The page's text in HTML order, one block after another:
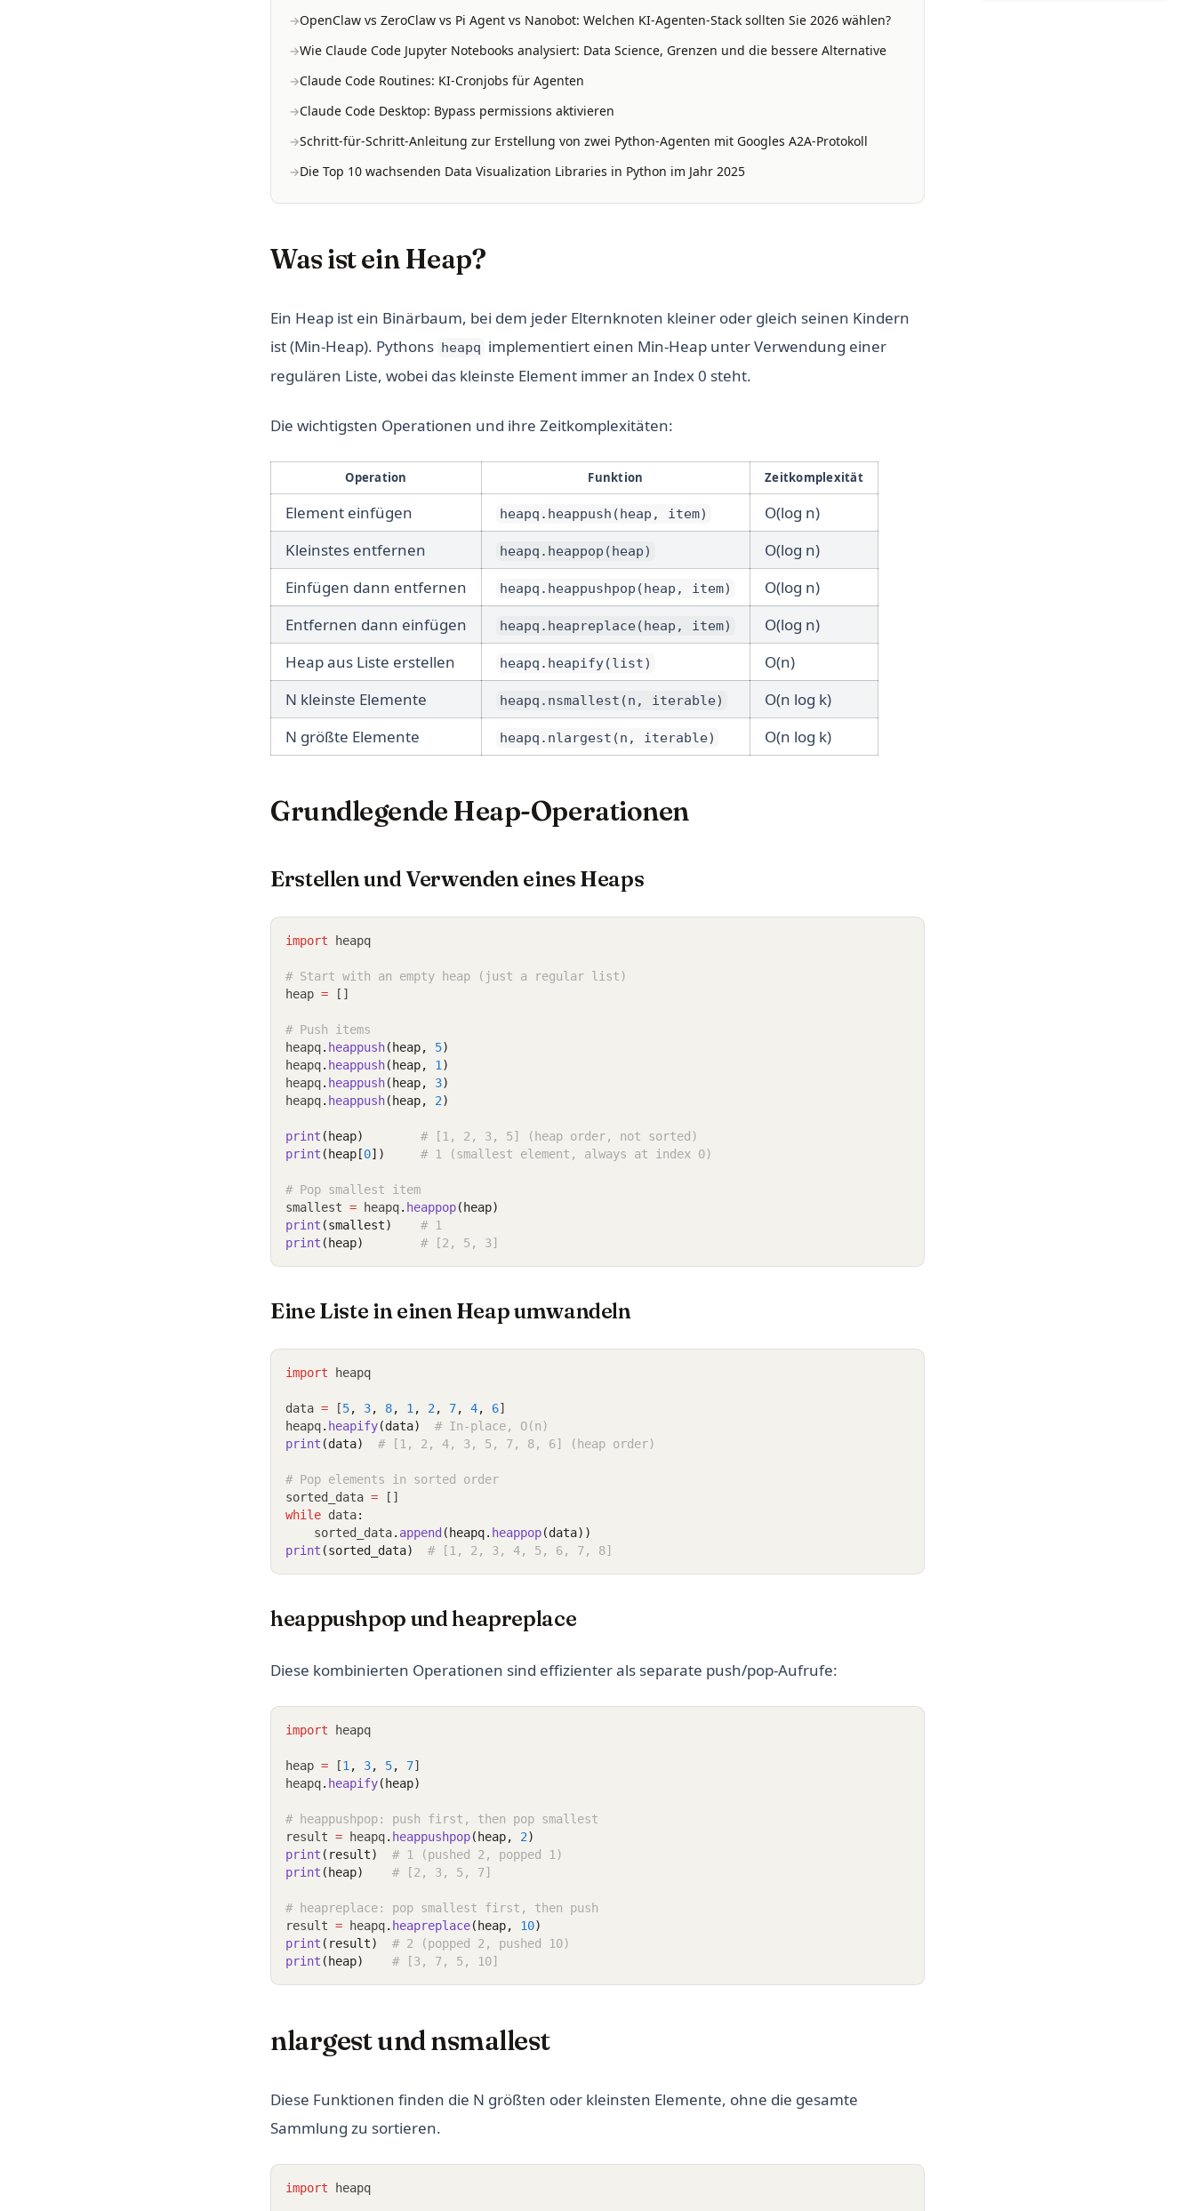
OpenClaw vs ZeroClaw vs Pi Agent vs Nanobot: Welchen KI-Agenten-Stack sollten Sie 2026 wählen?
Wie Claude Code Jupyter Notebooks analysiert: Data Science, Grenzen und die bessere Alternative
Claude Code Routines: KI-Cronjobs für Agenten
Claude Code Desktop: Bypass permissions aktivieren
Schritt-für-Schritt-Anleitung zur Erstellung von zwei Python-Agenten mit Googles A2A-Protokoll
Die Top 10 wachsenden Data Visualization Libraries in Python im Jahr 2025
Was ist ein Heap?
Ein Heap ist ein Binärbaum, bei dem jeder Elternknoten kleiner oder gleich seinen Kindern
ist (Min-Heap). Pythons heapq implementiert einen Min-Heap unter Verwendung einer
regulären Liste, wobei das kleinste Element immer an Index 0 steht.
Die wichtigsten Operationen und ihre Zeitkomplexitäten:
Operation Funktion Zeitkomplexität
Element einfügen heapq.heappush(heap, item)
O(log n)
Kleinstes entfernen
heapq.heappop(heap)
O(log n)
Einfügen dann entfernen
heapq.heappushpop(heap, item)
O(log n)
Entfernen dann einfügen
heapq.heapreplace(heap, item)
O(log n)
Heap aus Liste erstellen
heapq.heapify(list)
O(n)
N kleinste Elemente
heapq.nsmallest(n, iterable)
O(n log k)
N größte Elemente
heapq.nlargest(n, iterable) O(n log k)
Grundlegende Heap-Operationen
Erstellen und Verwenden eines Heaps
import heapq
# Start with an empty heap (just a regular list)
heap = []
# Push items
heapq. heappush(heap, 5)
heapq. heappush(heap, 1 )
heapq. heappush(heap, 3)
heapq. heappush(heap, 2)
print (heap)
# [1, 2, 3, 5] (heap order, not sorted)
print (heap[0]) # 1 (smallest element, always at index 0)
# Pop smallest item
smallest = heapq. heappop(heap)
print (smallest)
# 1
print (heap) # [2, 5, 3]
Eine Liste in einen Heap umwandeln
import heapq
data = [5, 3, 8, 1 , 2 , 7, 4, 6]
heapq. heapify(data)
# In-place, O(n)
print (data) # [1, 2, 4, 3, 5, 7, 8, 6] (heap order)
# Pop elements in sorted order
sorted_data = []
while data:
    sorted_data
. append (heapq. heappop(data))
print (sorted_data) # [1, 2, 3, 4, 5, 6, 7, 8]
heappushpop und heapreplace
Diese kombinierten Operationen sind effizienter als separate push/pop-Aufrufe:
import heapq
heap = [1 , 3, 5, 7]
heapq. heapify(heap)
# heappushpop: push first, then pop smallest
result = heapq. heappushpop(heap, 2)
print (result)
# 1 (pushed 2, popped 1)
print (heap) # [2, 3, 5, 7]
# heapreplace: pop smallest first, then push
result = heapq. heapreplace(heap, 10)
print (result)
# 2 (popped 2, pushed 10)
print (heap) # [3, 7, 5, 10]
nlargest und nsmallest
Diese Funktionen finden die N größten oder kleinsten Elemente, ohne die gesamte
Sammlung zu sortieren.
import heapq